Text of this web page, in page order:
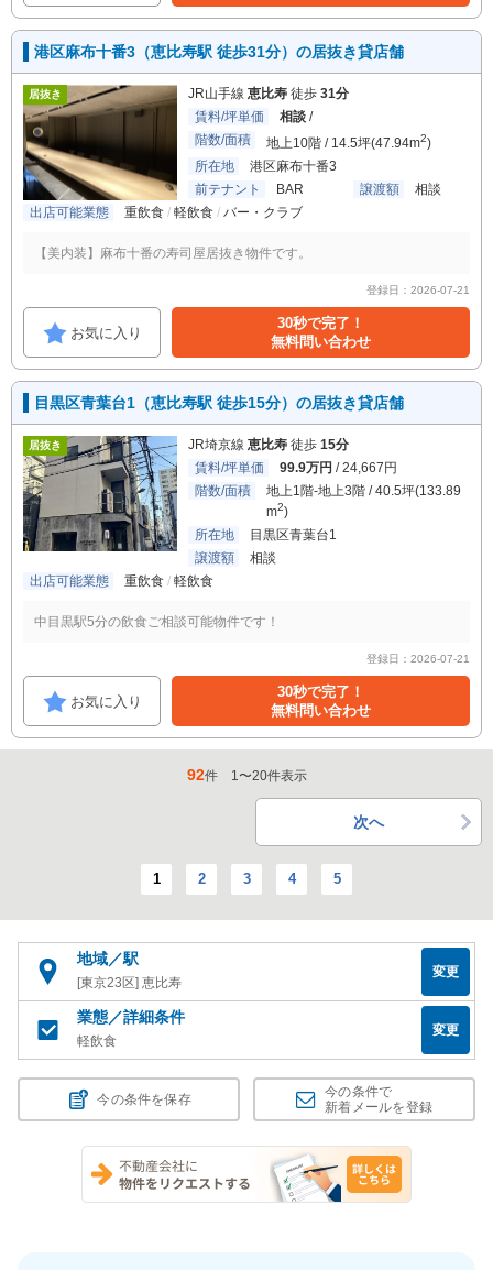
港区麻布十番3（恵比寿駅 徒歩31分）の居抜き貸店舗
居抜き JR山手線 恵比寿 徒歩 31分
賃料/坪単価
相談 /
階数/面積
地上10階 / 14.5坪(47.94m2)
所在地
港区麻布十番3
前テナント
BAR 譲渡額
相談
出店可能業態
重飲食 軽飲食 バー・クラブ
【美内装】麻布十番の寿司屋居抜き物件です。
登録日：2026-07-21
お気に入り
30秒で完了！
無料問い合わせ
目黒区青葉台1（恵比寿駅 徒歩15分）の居抜き貸店舗
居抜き JR埼京線 恵比寿 徒歩 15分
賃料/坪単価
99.9万円 / 24,667円
階数/面積
地上1階-地上3階 / 40.5坪(133.89
m2)
所在地
目黒区青葉台1
譲渡額
相談
出店可能業態
重飲食 軽飲食
中目黒駅5分の飲食ご相談可能物件です！
登録日：2026-07-21
お気に入り
30秒で完了！
無料問い合わせ
92件 1〜20件表示
次へ
1 2 3 4 5
地域／駅
[東京23区] 恵比寿
変更
業態／詳細条件
軽飲食
変更
今の条件を保存
今の条件で
新着メールを登録